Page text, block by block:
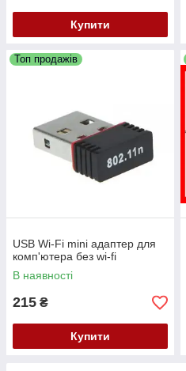
Купити
Топ продажів
USB Wi-Fi mini адаптер для
комп'ютера без wi-fi
В наявності
215 ₴
Купити